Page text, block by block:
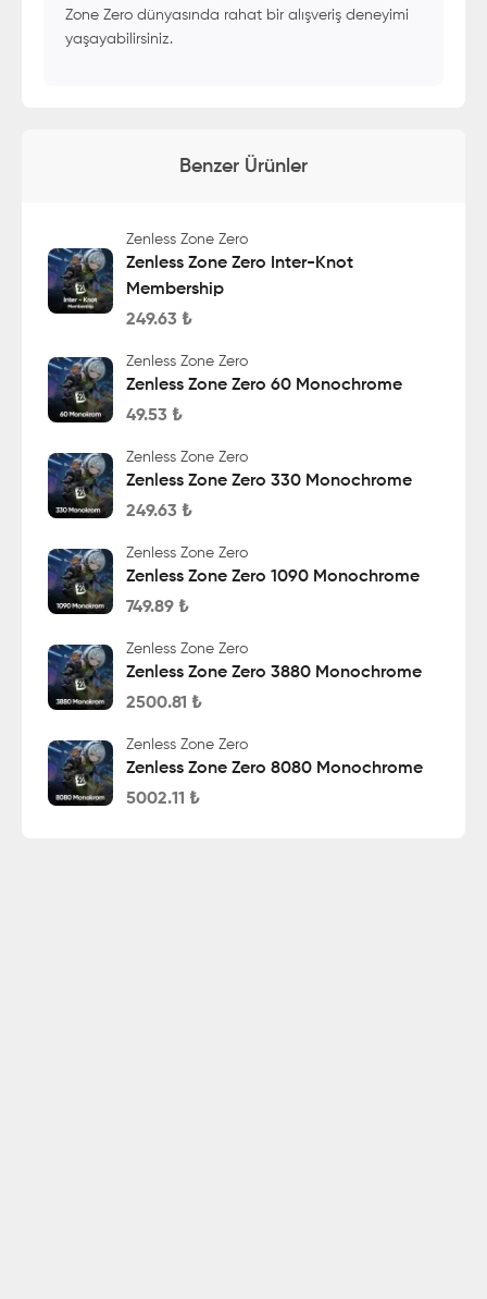
Zone Zero dünyasında rahat bir alışveriş deneyimi
yaşayabilirsiniz.
Benzer Ürünler
Zenless Zone Zero
Zenless Zone Zero Inter-Knot
Membership
249.63 ₺
Zenless Zone Zero
Zenless Zone Zero 60 Monochrome
49.53 ₺
Zenless Zone Zero
Zenless Zone Zero 330 Monochrome
249.63 ₺
Zenless Zone Zero
Zenless Zone Zero 1090 Monochrome
749.89 ₺
Zenless Zone Zero
Zenless Zone Zero 3880 Monochrome
2500.81 ₺
Zenless Zone Zero
Zenless Zone Zero 8080 Monochrome
5002.11 ₺